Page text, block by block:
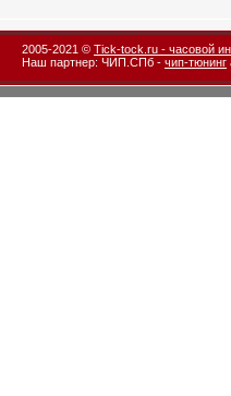
2005-2021 © Tick-tock.ru - часовой
Наш партнер: ЧИП.СПб - чип-тюнинг